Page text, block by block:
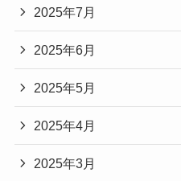
2025年7月
2025年6月
2025年5月
2025年4月
2025年3月